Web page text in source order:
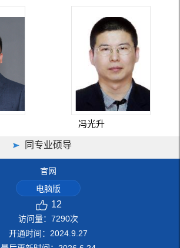
冯光升
同专业硕导
官网
电脑版
12
访问量： 7290次
开通时间： 2024.9.27